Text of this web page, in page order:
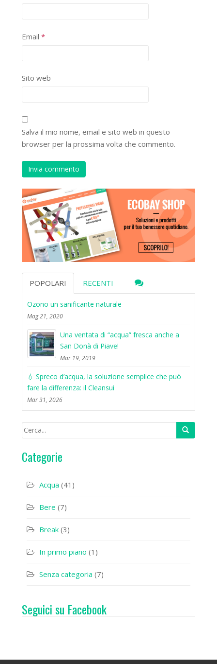
Email *
Sito web
Salva il mio nome, email e sito web in questo
browser per la prossima volta che commento.
POPOLARI RECENTI
Ozono un sanificante naturale
Mag 21, 2020
Una ventata di “acqua” fresca anche a
San Donà di Piave!
Mar 19, 2019
💧 Spreco d’acqua, la soluzione semplice che può
fare la differenza: il Cleansui
Mar 31, 2026
Categorie
Acqua (41)
Bere (7)
Break (3)
In primo piano (1)
Senza categoria (7)
Seguici su Facebook